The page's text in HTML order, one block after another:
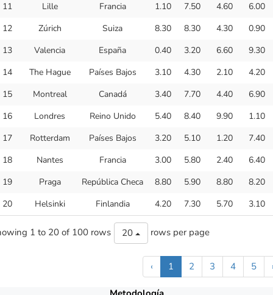
11
Lille Francia 1.10 7.50 4.60
6.00
12
Zúrich Suiza 8.30 8.30 4.30
0.90
13
Valencia España 0.40 3.20 6.60
9.30
14
The Hague Países Bajos 3.10 4.30 2.10
4.20
15
Montreal Canadá 3.40 7.70 4.40
6.90
16
Londres Reino Unido 5.40 8.40 9.90
1.10
17
Rotterdam Países Bajos 3.20 5.10 1.20
7.40
18
Nantes Francia 3.00 5.80 2.40
6.40
19
Praga República Checa 8.80 5.90 8.80
8.20
20
Helsinki Finlandia 4.20 7.30 5.70 3.10
1 to 20 of 100 rows 20 rows per page
‹ 1 2 3 4 5